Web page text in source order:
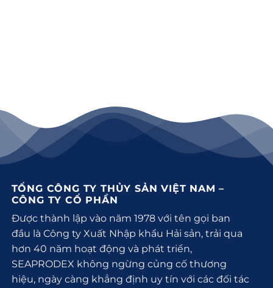
TỔNG CÔNG TY THỦY SẢN VIỆT NAM –
CÔNG TY CỔ PHẦN
Được thành lập vào năm 1978 với tên gọi ban
đầu là Công ty Xuất Nhập khẩu Hải sản, trải qua
hơn 40 năm hoạt động và phát triển,
SEAPRODEX không ngừng củng cố thương
hiệu, ngày càng khẳng định uy tín với các đối tác